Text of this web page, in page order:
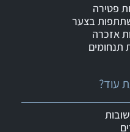
עוד?
פטירה
בצער
אזכרה
תנחומים